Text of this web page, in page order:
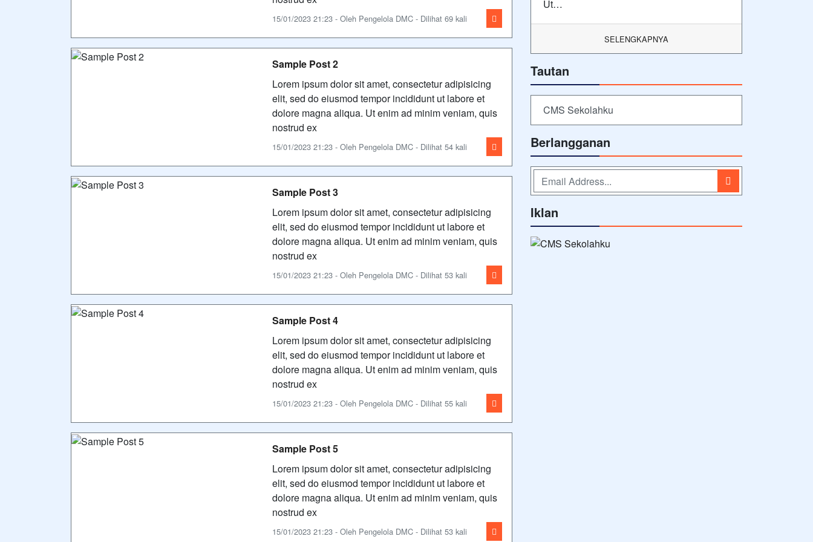
15/01/2023 21:23 - Oleh Pengelola DMC - Dilihat 69 kali
Sample Post 2
Lorem ipsum dolor sit amet, consectetur adipisicing
elit, sed do eiusmod tempor incididunt ut labore et
dolore magna aliqua. Ut enim ad minim veniam, quis
nostrud ex
15/01/2023 21:23 - Oleh Pengelola DMC - Dilihat 54 kali
Sample Post 3
Lorem ipsum dolor sit amet, consectetur adipisicing
elit, sed do eiusmod tempor incididunt ut labore et
dolore magna aliqua. Ut enim ad minim veniam, quis
nostrud ex
15/01/2023 21:23 - Oleh Pengelola DMC - Dilihat 53 kali
Sample Post 4
Lorem ipsum dolor sit amet, consectetur adipisicing
elit, sed do eiusmod tempor incididunt ut labore et
dolore magna aliqua. Ut enim ad minim veniam, quis
nostrud ex
15/01/2023 21:23 - Oleh Pengelola DMC - Dilihat 55 kali
Sample Post 5
Lorem ipsum dolor sit amet, consectetur adipisicing
elit, sed do eiusmod tempor incididunt ut labore et
dolore magna aliqua. Ut enim ad minim veniam, quis
nostrud ex
15/01/2023 21:23 - Oleh Pengelola DMC - Dilihat 53 kali
Ut…
SELENGKAPNYA
Tautan
CMS Sekolahku
Berlangganan
Iklan